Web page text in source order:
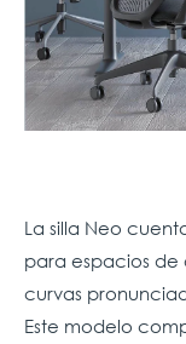
La silla Neo
para espacios de
curvas
Este modelo